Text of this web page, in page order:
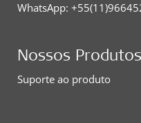
WhatsApp:
Nossos Produtos
Suporte ao produto